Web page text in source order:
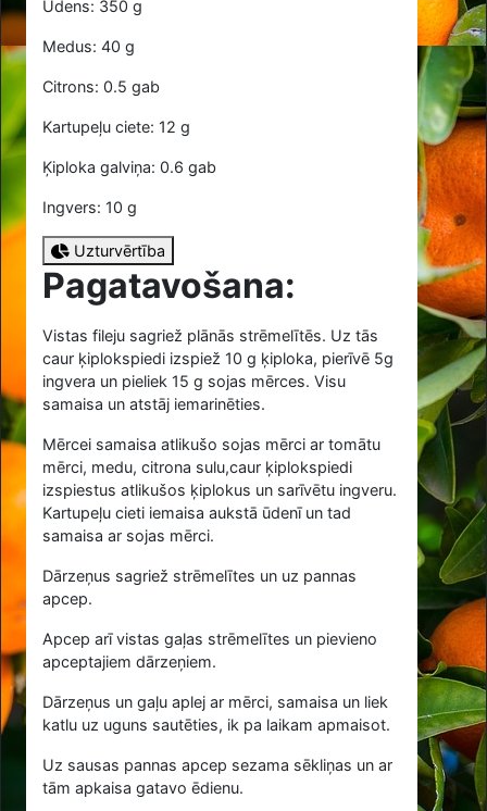
Ūdens: 350 g
Medus: 40 g
Citrons: 0.5 gab
Kartupeļu ciete: 12 g
Ķiploka galviņa: 0.6 gab
Ingvers: 10 g
Uzturvērtība
Pagatavošana:
Vistas fileju sagriež plānās strēmelītēs. Uz tās
caur ķiplokspiedi izspiež 10 g ķiploka, pierīvē 5g
ingvera un pieliek 15 g sojas mērces. Visu
samaisa un atstāj iemarinēties.
Mērcei samaisa atlikušo sojas mērci ar tomātu
mērci, medu, citrona sulu,caur ķiplokspiedi
izspiestus atlikušos ķiplokus un sarīvētu ingveru.
Kartupeļu cieti iemaisa aukstā ūdenī un tad
samaisa ar sojas mērci.
Dārzeņus sagriež strēmelītes un uz pannas
apcep.
Apcep arī vistas gaļas strēmelītes un pievieno
apceptajiem dārzeņiem.
Dārzeņus un gaļu aplej ar mērci, samaisa un liek
katlu uz uguns sautēties, ik pa laikam apmaisot.
Uz sausas pannas apcep sezama sēkliņas un ar
tām apkaisa gatavo ēdienu.